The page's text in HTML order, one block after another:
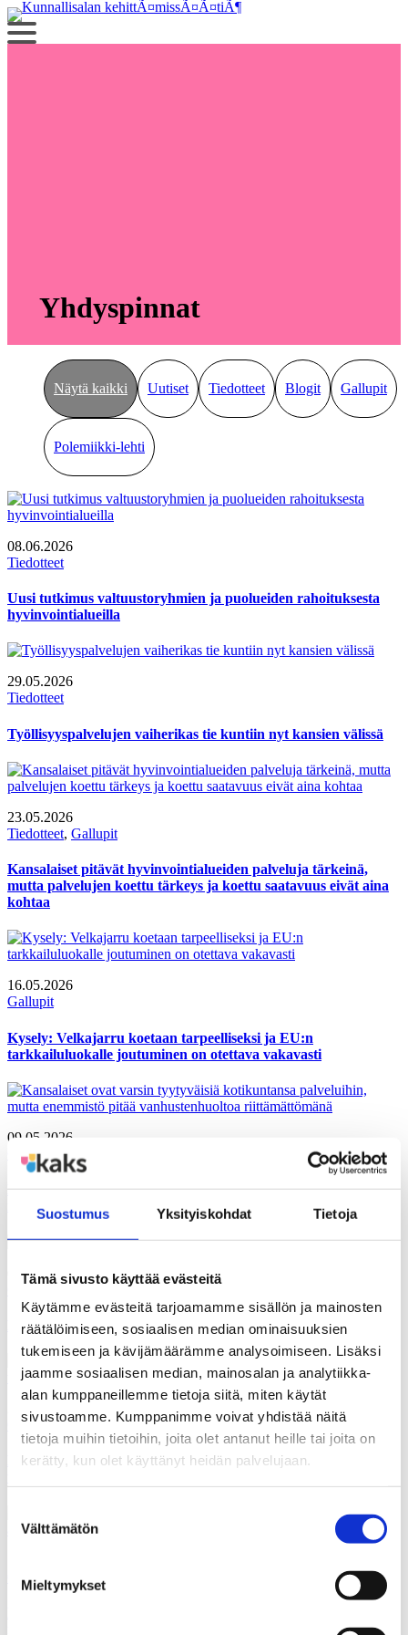
Suostumus Yksityiskohdat Tietoja
Tämä sivusto käyttää evästeitä
Käytämme evästeitä tarjoamamme sisällön ja mainosten
räätälöimiseen, sosiaalisen median ominaisuuksien
tukemiseen ja kävijämäärämme analysoimiseen. Lisäksi
jaamme sosiaalisen median, mainosalan ja analytiikka-
alan kumppaneillemme tietoja siitä, miten käytät
sivustoamme. Kumppanimme voivat yhdistää näitä
tietoja muihin tietoihin, joita olet antanut heille tai joita on
kerätty, kun olet käyttänyt heidän palvelujaan.
valinta
Välttämätön
Mieltymykset
Siirry
sisältöön
Yhdyspinnat
Näytä kaikki Uutiset Tiedotteet Blogit Gallupit
Polemiikki-lehti
08.06.2026
Tiedotteet
Uusi tutkimus valtuustoryhmien ja puolueiden rahoituksesta
hyvinvointialueilla
29.05.2026
Tiedotteet
Työllisyyspalvelujen vaiherikas tie kuntiin nyt kansien välissä
23.05.2026
Tiedotteet, Gallupit
Kansalaiset pitävät hyvinvointialueiden palveluja tärkeinä,
mutta palvelujen koettu tärkeys ja koettu saatavuus eivät aina
kohtaa
16.05.2026
Gallupit
Kysely: Velkajarru koetaan tarpeelliseksi ja EU:n
tarkkailuluokalle joutuminen on otettava vakavasti
09.05.2026
Gallupit
Kansalaiset ovat varsin tyytyväisiä kotikuntansa palveluihin,
mutta enemmistö pitää vanhustenhuoltoa riittämättömänä
02.05.2026
Kansa vastustaa useimpia julkisen talouden säästötoimia
25.04.2026
Gallupit
Kansa: hallitus on epäonnistunut etenkin sote-asioissa sekä
Gallupit